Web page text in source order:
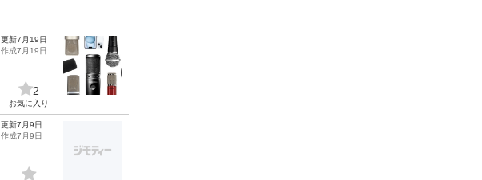
更新7月19日
作成7月19日
2
お気に入り
更新7月9日
作成7月9日